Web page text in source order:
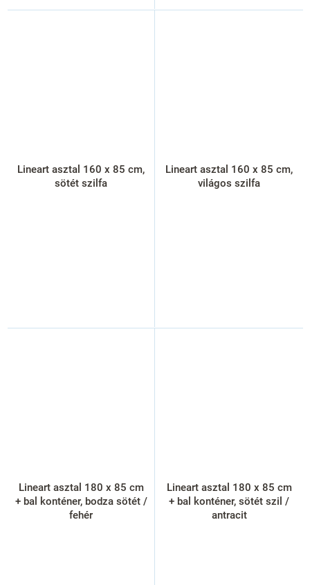
Lineart asztal 160 x 85 cm,
sötét szilfa
Lineart asztal 160 x 85 cm,
világos szilfa
Lineart asztal 180 x 85 cm
+ bal konténer, bodza sötét /
fehér
Lineart asztal 180 x 85 cm
+ bal konténer, sötét szil /
antracit